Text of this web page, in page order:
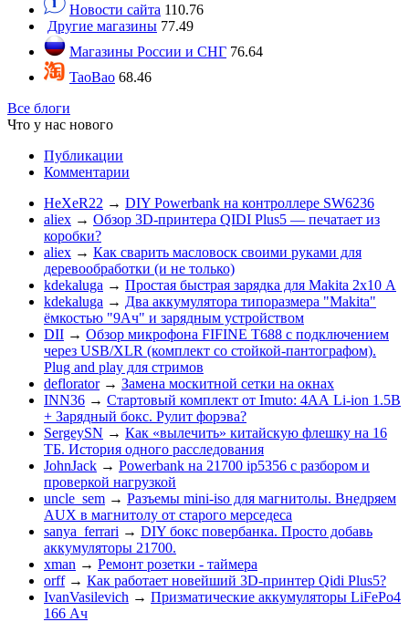
Новости сайта 110.76
Другие магазины 77.49
Магазины России и СНГ 76.64
TaoBao 68.46
Все блоги
Что у нас нового
Публикации
Комментарии
HeXeR22 → DIY Powerbank на контроллере SW6236
aliex → Обзор 3D-принтера QIDI Plus5 — печатает из
коробки?
aliex → Как сварить масловоск своими руками для
деревообработки (и не только)
kdekaluga → Простая быстрая зарядка для Makita 2х10 А
kdekaluga → Два аккумулятора типоразмера "Makita"
ёмкостью "9Ач" и зарядным устройством
DII → Обзор микрофона FIFINE T688 с подключением
через USB/XLR (комплект со стойкой-пантографом).
Plug and play для стримов
deflorator → Замена москитной сетки на окнах
INN36 → Стартовый комплект от Imuto: 4АА Li-ion 1.5В
+ Зарядный бокс. Рулит форэва?
SergeySN → Как «вылечить» китайскую флешку на 16
ТБ. История одного расследования
JohnJack → Powerbank на 21700 ip5356 c разбором и
проверкой нагрузкой
uncle_sem → Разъемы mini-iso для магнитолы. Внедряем
AUX в магнитолу от старого мерседеса
sanya_ferrari → DIY бокс повербанка. Просто добавь
аккумуляторы 21700.
xman → Ремонт розетки - таймера
orff → Как работает новейший 3D-принтер Qidi Plus5?
IvanVasilevich → Призматические аккумуляторы LiFePo4
166 Ач